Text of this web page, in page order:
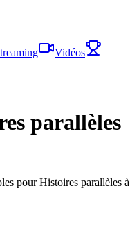
Vidéos
parallèles
pour Histoires parallèles à